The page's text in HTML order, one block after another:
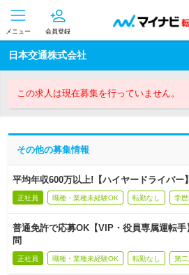
メニュー 会員登録
日本交通株式会社
この求人は現在募集を行っていません。
その他の募集情報
平均年収600万以上!【ハイヤードライバー
正社員 職種・業種未経験OK 転勤なし 学
普通免許で応募OK【VIP・役員専属運転
問
正社員 職種・業種未経験OK 転勤なし 第